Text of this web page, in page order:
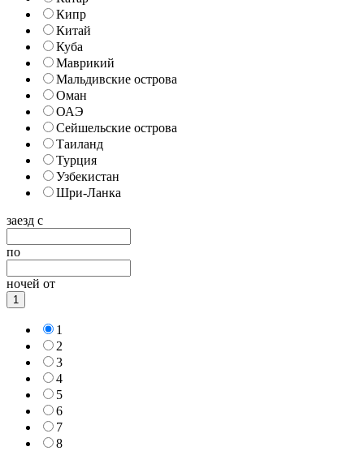
Кипр
Китай
Куба
Маврикий
Мальдивские острова
Оман
ОАЭ
Сейшельские острова
Таиланд
Турция
Узбекистан
Шри-Ланка
заезд с
по
ночей от
1
1
2
3
4
5
6
7
8